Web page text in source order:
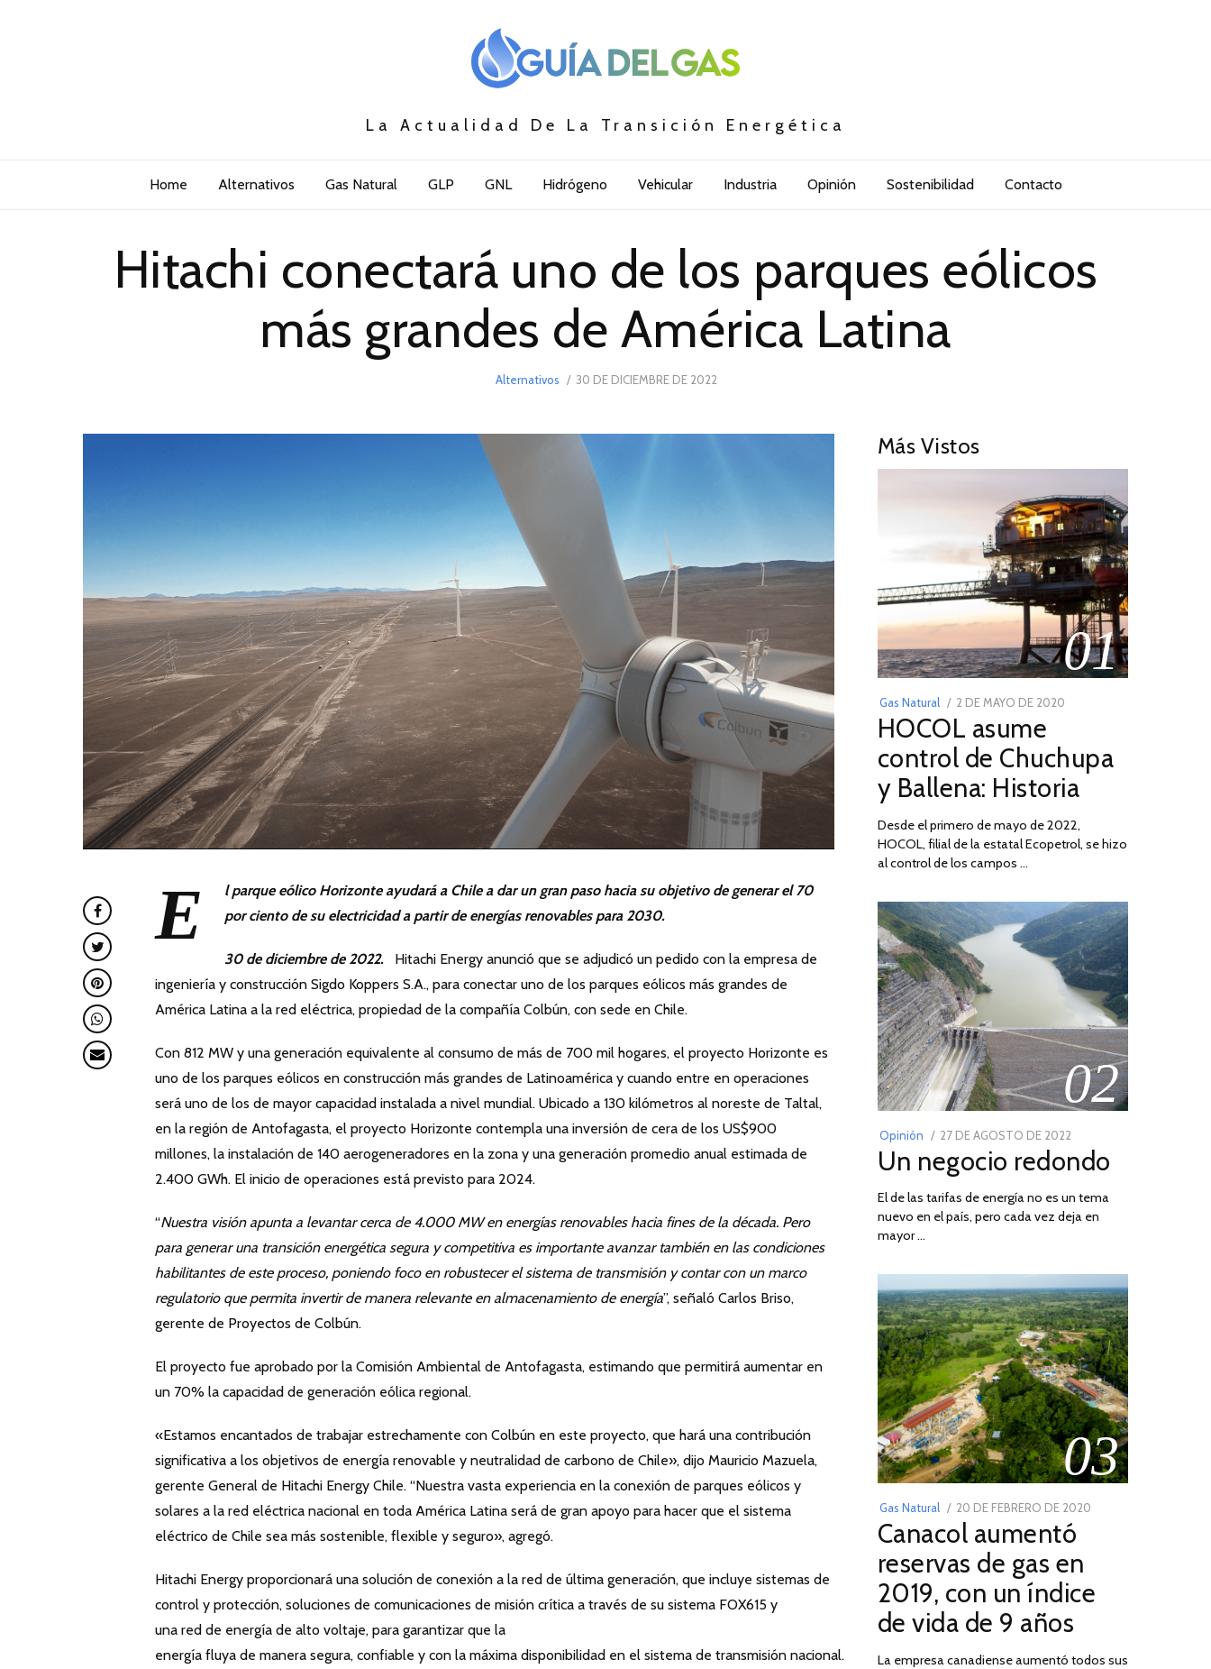
La Actualidad De La Transición Energética
Home Alternativos Gas Natural GLP GNL Hidrógeno Vehicular Industria Opinión Sostenibilidad Contacto
Hitachi conectará uno de los parques eólicos
más grandes de América Latina
Alternativos
POSTED
30 DE DICIEMBRE DE 2022
E
l parque eólico Horizonte ayudará a Chile a dar un gran paso hacia su objetivo de generar el 70
por ciento de su electricidad a partir de energías renovables para 2030.
30 de diciembre de 2022.
Hitachi Energy anunció que se adjudicó un pedido con la empresa de
ingeniería y construcción Sigdo Koppers S.A., para conectar uno de los parques eólicos más grandes de
América Latina a la red eléctrica, propiedad de la compañía Colbún, con sede en Chile.
Con 812 MW y una generación equivalente al consumo de más de 700 mil hogares, el proyecto Horizonte es
uno de los parques eólicos en construcción más grandes de Latinoamérica y cuando entre en operaciones
será uno de los de mayor capacidad instalada a nivel mundial. Ubicado a 130 kilómetros al noreste de Taltal,
en la región de Antofagasta, el proyecto Horizonte contempla una inversión de cera de los US$900
millones, la instalación de 140 aerogeneradores en la zona y una generación promedio anual estimada de
2.400 GWh. El inicio de operaciones está previsto para 2024.
“Nuestra visión apunta a levantar cerca de 4.000 MW en energías renovables hacia fines de la década. Pero
para generar una transición energética segura y competitiva es importante avanzar también en las condiciones
habilitantes de este proceso, poniendo foco en robustecer el sistema de transmisión y contar con un marco
regulatorio que permita invertir de manera relevante en almacenamiento de energía”, señaló Carlos Briso,
gerente de Proyectos de Colbún.
El proyecto fue aprobado por la Comisión Ambiental de Antofagasta, estimando que permitirá aumentar en
un 70% la capacidad de generación eólica regional.
«Estamos encantados de trabajar estrechamente con Colbún en este proyecto, que hará una contribución
significativa a los objetivos de energía renovable y neutralidad de carbono de Chile», dijo Mauricio Mazuela,
gerente General de Hitachi Energy Chile. “Nuestra vasta experiencia en la conexión de parques eólicos y
solares a la red eléctrica nacional en toda América Latina será de gran apoyo para hacer que el sistema
eléctrico de Chile sea más sostenible, flexible y seguro», agregó.
Hitachi Energy proporcionará una solución de conexión a la red de última generación, que incluye sistemas de
control y protección, soluciones de comunicaciones de misión crítica a través de su sistema FOX615 y
una red de energía de alto voltaje, para garantizar que la
energía fluya de manera segura, confiable y con la máxima disponibilidad en el sistema de transmisión nacional.
Más Vistos
01
Gas Natural
POSTED
ON
2 DE MAYO DE 2020
DE
2026
HOCOL asume
control de Chuchupa
y Ballena: Historia
Desde el primero de mayo de 2022,
HOCOL, filial de la estatal Ecopetrol, se hizo
al control de los campos …
02
Opinión
POSTED
ON
27 DE AGOSTO DE 2022
DE
DE
2022
Un negocio redondo
El de las tarifas de energía no es un tema
nuevo en el país, pero cada vez deja en
mayor …
03
Gas Natural
POSTED
ON
20 DE FEBRERO DE 2020
2025
Canacol aumentó
reservas de gas en
2019, con un índice
de vida de 9 años
La empresa canadiense aumentó todos sus